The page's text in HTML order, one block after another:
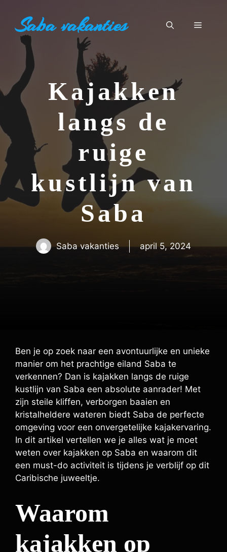
inhoud
Saba vakanties Menu
Kajakken
langs de
ruige
kustlijn van
Saba
Saba vakanties april 5, 2024
Ben je op zoek naar een avontuurlijke en unieke
manier om het prachtige eiland Saba te
verkennen? Dan is kajakken langs de ruige
kustlijn van Saba een absolute aanrader! Met
zijn steile kliffen, verborgen baaien en
kristalheldere wateren biedt Saba de perfecte
omgeving voor een onvergetelijke kajakervaring.
In dit artikel vertellen we je alles wat je moet
weten over kajakken op Saba en waarom dit
een must-do activiteit is tijdens je verblijf op dit
Caribische juweeltje.
Waarom
kajakken op